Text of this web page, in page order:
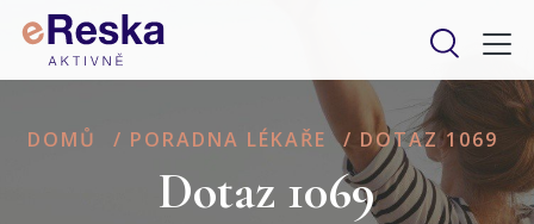
DOMŮ / PORADNA LÉKAŘE / DOTAZ 1069
Dotaz 1069